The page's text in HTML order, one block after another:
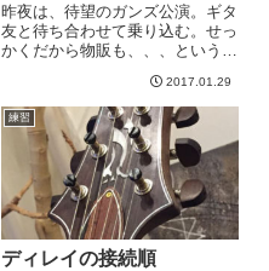
昨夜は、待望のガンズ公演。ギタ
友と待ち合わせて乗り込む。せっ
かくだから物販も、、、というこ
り。そして、列の最後尾は、この
写真からずーっと右に曲がってそ
の奥の方。萎えかけましたが、意
外に列の進みは早く、そうです
2017.01.29
練習
ディレイの接続順